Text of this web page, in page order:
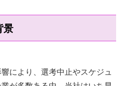
景
により、選考中止やスケジュ